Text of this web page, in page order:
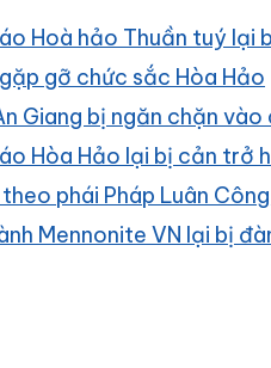
Hoà hảo Thuần tuý lại
gỡ chức sắc Hòa Hảo
Giang bị ngăn chặn vào
Hòa Hảo lại bị cản trở
phái Pháp Luân
Mennonite VN lại bị